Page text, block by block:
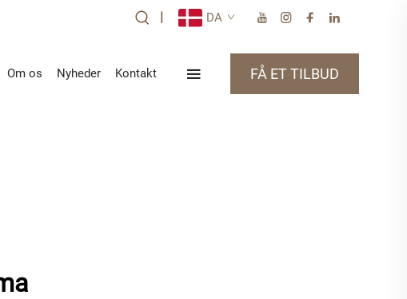
| DA
Om os Nyheder Kontakt FÅ ET TILBUD